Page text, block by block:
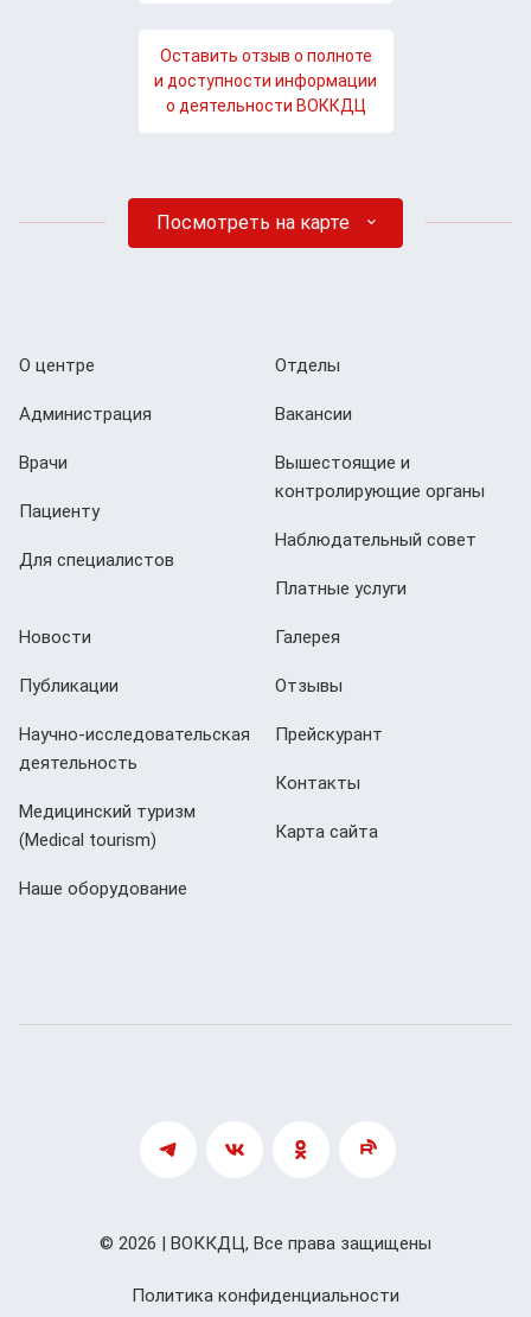
Оставить отзыв о полноте
и доступности информации
о деятельности ВОККДЦ
Посмотреть на карте
О центре
Администрация
Врачи
Пациенту
Для специалистов
Отделы
Вакансии
Вышестоящие и
контролирующие органы
Наблюдательный совет
Платные услуги
Новости
Публикации
Научно-исследовательская
деятельность
Медицинский туризм
(Мedical tourism)
Наше оборудование
Галерея
Отзывы
Прейскурант
Контакты
Карта сайта
Политика конфиденциальности
© 2026 | ВОККДЦ, Все права защищены